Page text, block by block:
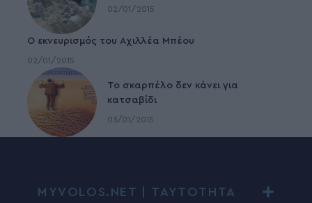
02/01/2015
Ο εκνευρισμός του Αχιλλέα Μπέου
02/01/2015
To σκαρπέλο δεν κάνει για
κατσαβίδι
03/01/2015
MYVOLOS.NET | ΤΑΥΤΟΤΗΤΑ